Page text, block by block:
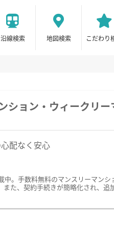
沿線検索 地図検索 こだわり
ション・ウィークリ
配なく安心
。手数料無料のマンスリーマン
た、契約手続きが簡略化され、